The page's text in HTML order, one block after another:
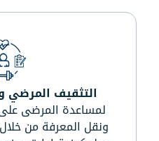
التثقيف المرضي
لمساعدة المرضى
ونقل المعرفة من